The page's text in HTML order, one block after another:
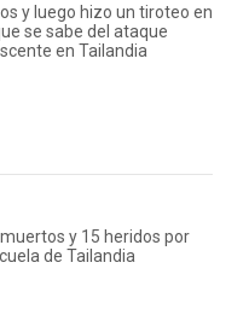
y luego hizo un tiroteo en
se sabe del ataque
en Tailandia
y 15 heridos por
de Tailandia